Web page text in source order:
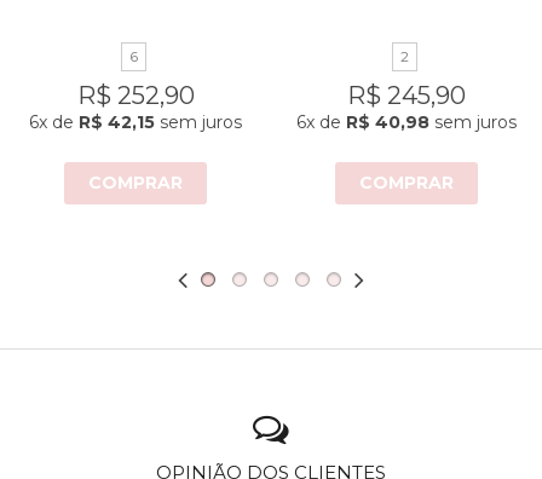
6
R$ 252,90
6x de R$ 42,15 sem juros
COMPRAR
2
R$ 245,90
6x de R$ 40,98 sem juros
COMPRAR
OPINIÃO DOS CLIENTES